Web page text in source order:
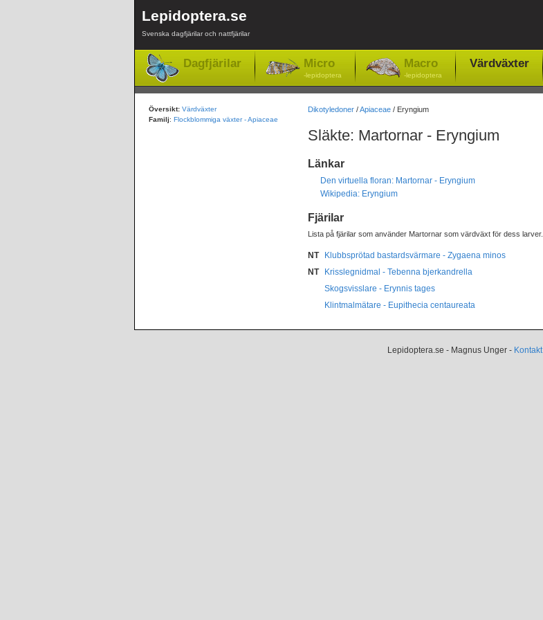
Lepidoptera.se
Svenska dagfjärilar och nattfjärilar
Dagfjärilar Micro
-lepidoptera
Macro
-lepidoptera
Värdväxter
Dikotyledoner/Apiaceae/ Eryngium
Släkte: Martornar - Eryngium
Länkar
Den virtuella floran: Martornar - Eryngium
Wikipedia: Eryngium
Fjärilar
Lista på fjärilar som använder Martornar som värdväxt för dess larver.
NT
Klubbsprötad bastardsvärmare - Zygaena minos
NT
Krisslegnidmal - Tebenna bjerkandrella
Skogsvisslare - Erynnis tages
Klintmalmätare - Eupithecia centaureata
Översikt: Värdväxter
Familj: Flockblommiga växter - Apiaceae
Lepidoptera.se - Magnus Unger - Kontakt